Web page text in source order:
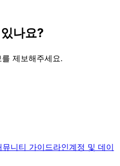
나요?
제보해주세요.
뮤니티 가이드라인계정 및 데이